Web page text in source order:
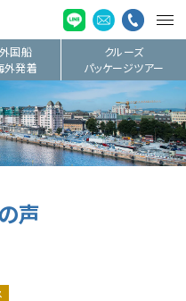
外国船
外発着
クルーズ
パッケージツアー
声